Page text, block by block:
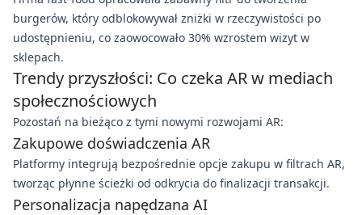
burgerów, który odblokowywał zniżki w rzeczywistości po
udostępnieniu, co zaowocowało 30% wzrostem wizyt w
sklepach.
Trendy przyszłości: Co czeka AR w mediach
społecznościowych
Pozostań na bieżąco z tymi nowymi rozwojami AR:
Zakupowe doświadczenia AR
Platformy integrują bezpośrednie opcje zakupu w filtrach AR,
tworząc płynne ścieżki od odkrycia do finalizacji transakcji.
Personalizacja napędzana AI